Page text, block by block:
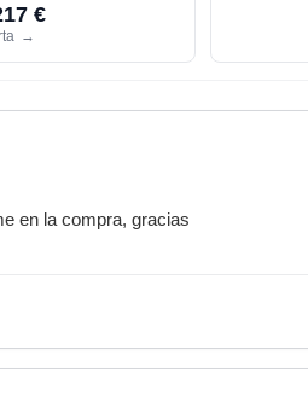
€
→
en la compra, gracias